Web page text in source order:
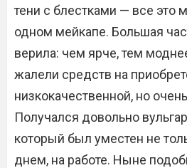
тени с блестками — все это
одном мейкапе. Большая
верила: чем ярче, тем
жалели средств на
низкокачественной, но
Получался довольно
который был уместен не
днем, на работе. Ныне